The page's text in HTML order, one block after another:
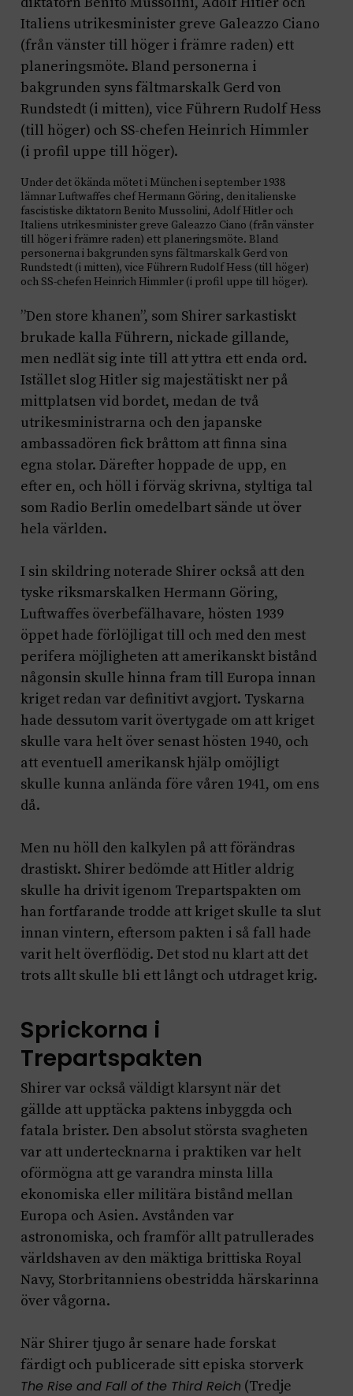
Under det ökända mötet i München i september 1938
lämnar Luftwaffes chef Hermann Göring, den italienske
fascistiske diktatorn Benito Mussolini, Adolf Hitler och
Italiens utrikesminister greve Galeazzo Ciano (från vänster
till höger i främre raden) ett planeringsmöte. Bland
personerna i bakgrunden syns fältmarskalk Gerd von
Rundstedt (i mitten), vice Führern Rudolf Hess (till höger)
och SS-chefen Heinrich Himmler (i profil uppe till höger).
”Den store khanen”, som Shirer sarkastiskt
brukade kalla Führern, nickade gillande,
men nedlät sig inte till att yttra ett enda ord.
Istället slog Hitler sig majestätiskt ner på
mittplatsen vid bordet, medan de två
utrikesministrarna och den japanske
ambassadören fick bråttom att finna sina
egna stolar. Därefter hoppade de upp, en
efter en, och höll i förväg skrivna, styltiga tal
som Radio Berlin omedelbart sände ut över
hela världen.
I sin skildring noterade Shirer också att den
tyske riksmarskalken Hermann Göring,
Luftwaffes överbefälhavare, hösten 1939
öppet hade förlöjligat till och med den mest
perifera möjligheten att amerikanskt bistånd
någonsin skulle hinna fram till Europa innan
kriget redan var definitivt avgjort. Tyskarna
hade dessutom varit övertygade om att kriget
skulle vara helt över senast hösten 1940, och
att eventuell amerikansk hjälp omöjligt
skulle kunna anlända före våren 1941, om ens
då.
Men nu höll den kalkylen på att förändras
drastiskt. Shirer bedömde att Hitler aldrig
skulle ha drivit igenom Trepartspakten om
han fortfarande trodde att kriget skulle ta slut
innan vintern, eftersom pakten i så fall hade
varit helt överflödig. Det stod nu klart att det
trots allt skulle bli ett långt och utdraget krig.
Sprickorna i
Trepartspakten
Shirer var också väldigt klarsynt när det
gällde att upptäcka paktens inbyggda och
fatala brister. Den absolut största svagheten
var att undertecknarna i praktiken var helt
oförmögna att ge varandra minsta lilla
ekonomiska eller militära bistånd mellan
Europa och Asien. Avstånden var
astronomiska, och framför allt patrullerades
världshaven av den mäktiga brittiska Royal
Navy, Storbritanniens obestridda härskarinna
över vågorna.
När Shirer tjugo år senare hade forskat
färdigt och publicerade sitt episka storverk
The Rise and Fall of the Third Reich (Tredje